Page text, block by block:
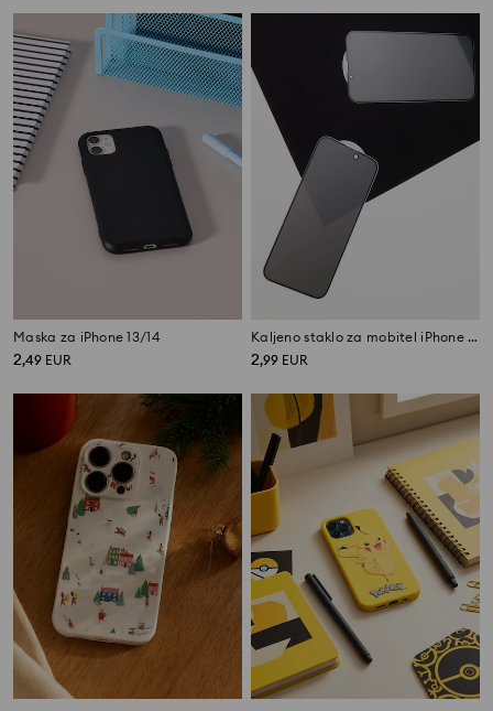
Maska za iPhone 13/14
2,49 EUR
Kaljeno staklo za mobitel iPhone 15
2,99 EUR